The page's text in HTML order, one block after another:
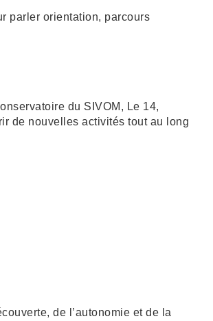
parler orientation, parcours
du SIVOM, Le 14,
de nouvelles activités tout au long
de l’autonomie et de la